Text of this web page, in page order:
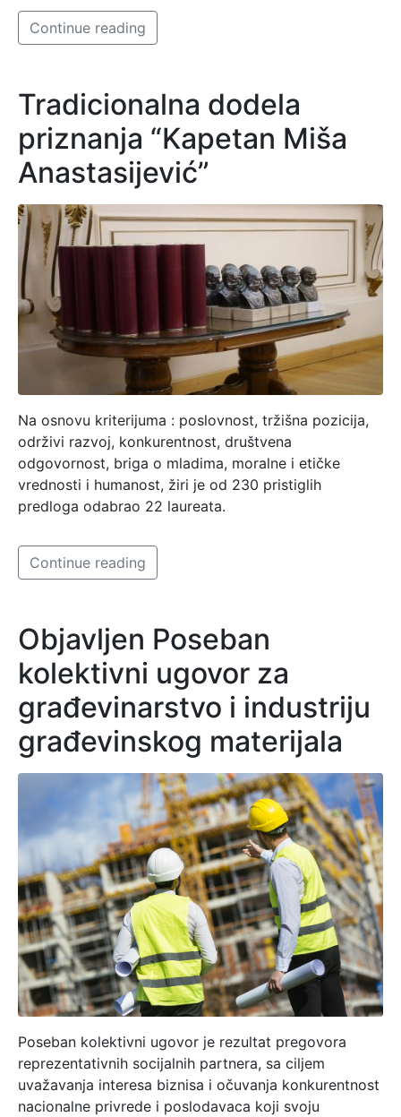
Continue reading
Tradicionalna dodela
priznanja “Kapetan Miša
Anastasijević”
Na osnovu kriterijuma : poslovnost, tržišna pozicija,
održivi razvoj, konkurentnost, društvena
odgovornost, briga o mladima, moralne i etičke
vrednosti i humanost, žiri je od 230 pristiglih
predloga odabrao 22 laureata.
Continue reading
Objavljen Poseban
kolektivni ugovor za
građevinarstvo i industriju
građevinskog materijala
Poseban kolektivni ugovor je rezultat pregovora
reprezentativnih socijalnih partnera, sa ciljem
uvažavanja interesa biznisa i očuvanja konkurentnost
nacionalne privrede i poslodavaca koji svoju